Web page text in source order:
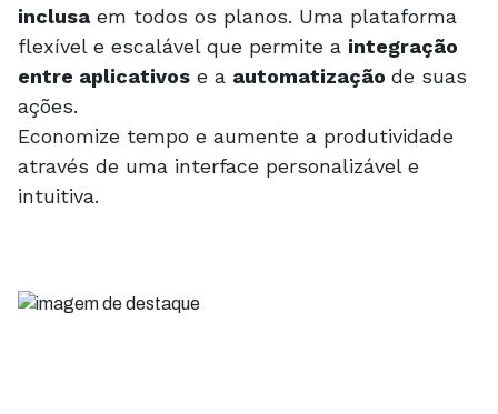
inclusa em todos os planos. Uma plataforma
flexível e escalável que permite a integração
entre aplicativos e a automatização de suas
ações.
Economize tempo e aumente a produtividade
através de uma interface personalizável e
intuitiva.